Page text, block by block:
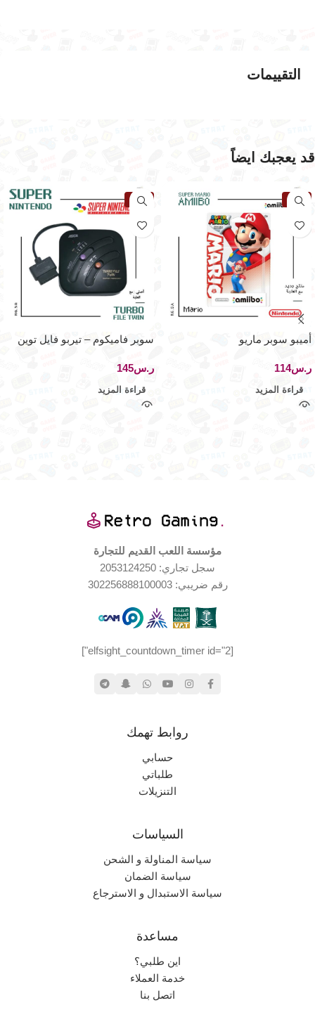
التقييمات
قد يعجبك ايضاً
نفذت
أميبو سوبر ماريو
ر.س
قراءة المزيد
نفذت
سوبر فاميكوم – تيربو فايل توين
ر.س
قراءة المزيد
مؤسسة اللعب القديم للتجارة
سجل تجاري: 2053124250
رقم ضريبي: 302256888100003
[elfsight_countdown_timer id="2"]
روابط تهمك
حسابي
طلباتي
التنزيلات
السياسات
سياسة المناولة و الشحن
سياسة الضمان
سياسة الاستبدال و الاسترجاع
مساعدة
اين طلبي؟
خدمة العملاء
اتصل بنا